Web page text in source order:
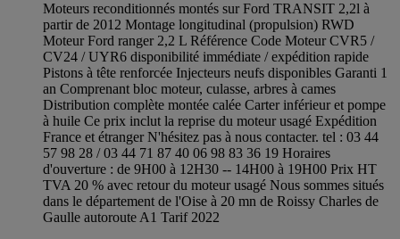
Moteurs reconditionnés montés sur Ford TRANSIT 2,2l à
partir de 2012 Montage longitudinal (propulsion) RWD
Moteur Ford ranger 2,2 L Référence Code Moteur CVR5 /
CV24 / UYR6 disponibilité immédiate / expédition rapide
Pistons à tête renforcée Injecteurs neufs disponibles Garanti 1
an Comprenant bloc moteur, culasse, arbres à cames
Distribution complète montée calée Carter inférieur et pompe
à huile Ce prix inclut la reprise du moteur usagé Expédition
France et étranger N'hésitez pas à nous contacter. tel : 03 44
57 98 28 / 03 44 71 87 40 06 98 83 36 19 Horaires
d'ouverture : de 9H00 à 12H30 -- 14H00 à 19H00 Prix HT
TVA 20 % avec retour du moteur usagé Nous sommes situés
dans le département de l'Oise à 20 mn de Roissy Charles de
Gaulle autoroute A1 Tarif 2022